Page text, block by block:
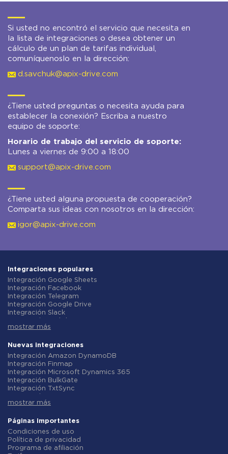
Si usted no encontró el servicio que necesita en
la lista de integraciones o desea obtener un
cálculo de un plan de tarifas individual,
comuníquenoslo en la dirección:
d.savchuk@apix-drive.com
¿Tiene usted preguntas o necesita ayuda para
establecer la conexión? Escriba a nuestro
equipo de soporte:
Horario de trabajo del servicio de soporte:
Lunes a viernes de 9:00 a 18:00
support@apix-drive.com
¿Tiene usted alguna propuesta de cooperación?
Comparta sus ideas con nosotros en la dirección:
igor@apix-drive.com
Integraciones populares
Integración Google Sheets
Integración Facebook
Integración Telegram
Integración Google Drive
Integración Slack
Integración Gmail
Integración ClickUp
Integración Airtable
Integración Google Contacts
Integración OpenAI (ChatGPT)
Integración Instagram
Integración ActiveCampaign
Integración Typeform
Integración Salesforce CRM
Integración Notion
Integración AWeber
Integración Asana
Integración ZOHO CRM
mostrar más
Nuevas integraciones
Integración Amazon DynamoDB
Integración Finmap
Integración Microsoft Dynamics 365
Integración BulkGate
Integración TxtSync
Integración Corezoid
Integración Instasent
Integración AtomPark
Integración TXTImpact
Integración Campaign Monitor
mostrar más
Páginas importantes
Condiciones de uso
Política de privacidad
Programa de afiliación